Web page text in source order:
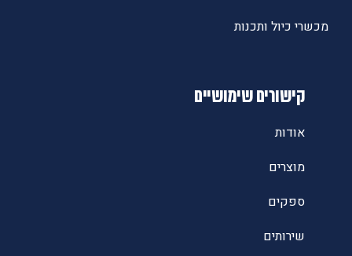
מכשרי כיול ותכנות
קישורים שימושיים
אודות
מוצרים
ספקים
שירותים